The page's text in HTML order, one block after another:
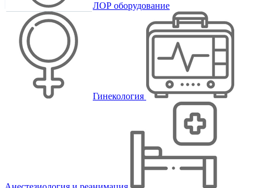
ЛОР оборудование
Гинекология